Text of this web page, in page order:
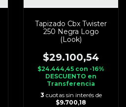
Tapizado Cbx Twister
250 Negra Logo
(Look)
$29.100,54
$24.444,45 con -16%
DESCUENTO en
Transferencia
3 cuotas sin interés de
$9.700,18